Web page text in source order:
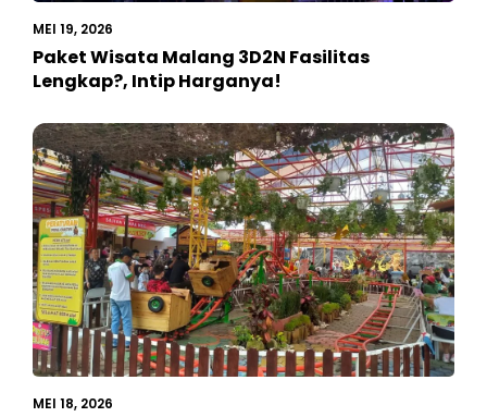
MEI 19, 2026
Paket Wisata Malang 3D2N Fasilitas
Lengkap?, Intip Harganya!
MEI 18, 2026